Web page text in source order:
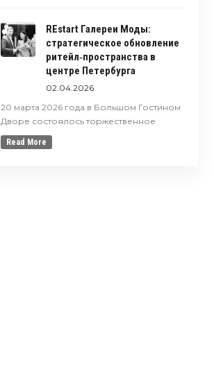
REstart Галереи Моды:
стратегическое обновление
ритейл‑пространства в
центре Петербурга
02.04.2026
20 марта 2026 года в Большом Гостином
Дворе состоялось торжественное
Read More